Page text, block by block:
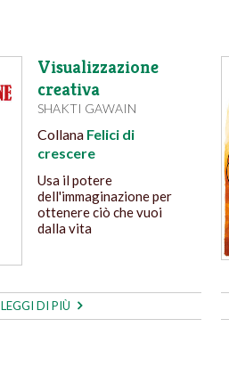
Visualizzazione
creativa
SHAKTI GAWAIN
Collana Felici di
crescere
Usa il potere
dell'immaginazione per
ottenere ciò che vuoi
dalla vita
LEGGI DI PIÙ